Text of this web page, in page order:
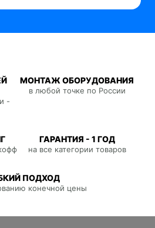
-
МОНТАЖ ОБОРУДОВАНИЯ
в любой точке по России
ГАРАНТИЯ - 1 ГОД
на все категории товаров
ПОДХОД
конечной цены